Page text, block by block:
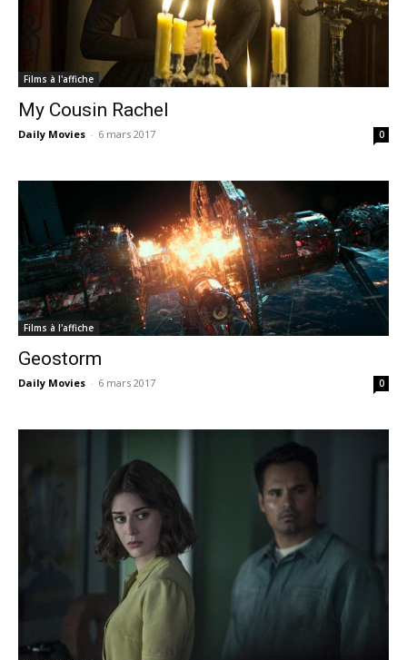
Films à l'affiche
My Cousin Rachel
Daily Movies - 6 mars 2017 0
Films à l'affiche
Geostorm
Daily Movies - 6 mars 2017 0